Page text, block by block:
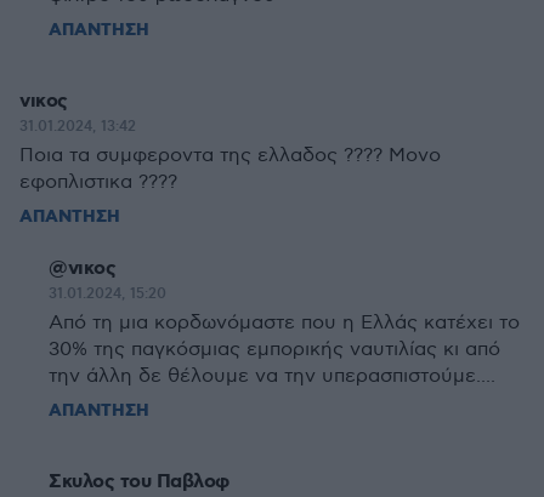
ΑΠΑΝΤΗΣΗ
νικος
31.01.2024, 13:42
Ποια τα συμφεροντα της ελλαδος ???? Μονο
εφοπλιστικα ????
ΑΠΑΝΤΗΣΗ
@νικος
31.01.2024, 15:20
Από τη μια κορδωνόμαστε που η Ελλάς κατέχει το
30% της παγκόσμιας εμπορικής ναυτιλίας κι από
την άλλη δε θέλουμε να την υπερασπιστούμε....
ΑΠΑΝΤΗΣΗ
Σκυλος του Παβλοφ